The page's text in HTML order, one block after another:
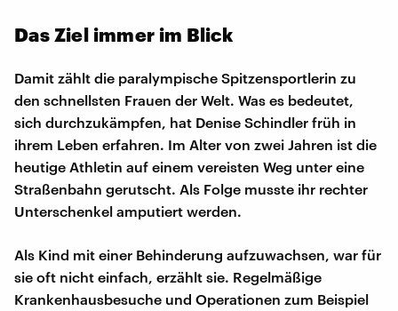
Das Ziel immer im Blick
Damit zählt die paralympische Spitzensportlerin zu
den schnellsten Frauen der Welt. Was es bedeutet,
sich durchzukämpfen, hat Denise Schindler früh in
ihrem Leben erfahren. Im Alter von zwei Jahren ist die
heutige Athletin auf einem vereisten Weg unter eine
Straßenbahn gerutscht. Als Folge musste ihr rechter
Unterschenkel amputiert werden.
Als Kind mit einer Behinderung aufzuwachsen, war für
sie oft nicht einfach, erzählt sie. Regelmäßige
Krankenhausbesuche und Operationen zum Beispiel